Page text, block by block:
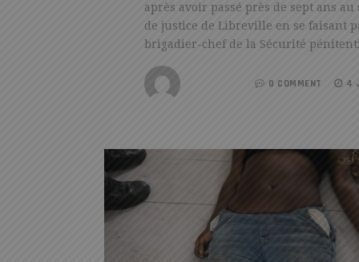
après avoir passé près de sept ans
de justice de Libreville en se faisant
brigadier-chef de la Sécurité
0 COMMENT 4